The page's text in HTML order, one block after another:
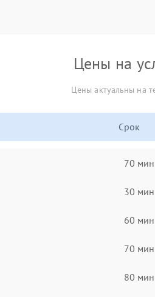
Цены на
Цены актуальны на
Срок
70 мин
30 мин
60 мин
70 мин
80 мин